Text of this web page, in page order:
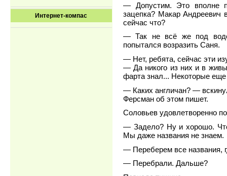
Интернет-компас
— Допустим. Это вполне
зацепка? Макар Андреевич
сейчас что?
— Так не всё же под
попытался возразить Саня.
— Нет, ребята, сейчас эти
— Да никого из них и в
фарта знал... Некоторые еще
— Каких англичан? —
Ферсман об этом пишет.
Соловьев удовлетворенно
— Задело? Ну и хорошо. Что
Мы даже названия не знаем.
— Переберем все названия,
— Перебрали. Дальше?